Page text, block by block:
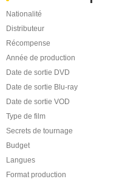
Nationalité
Distributeur
Récompense
Année de production
Date de sortie DVD
Date de sortie Blu-ray
Date de sortie VOD
Type de film
Secrets de tournage
Budget
Langues
Format production